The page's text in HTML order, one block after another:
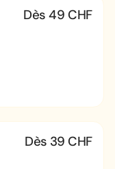
Dès 49 CHF
Dès 39 CHF